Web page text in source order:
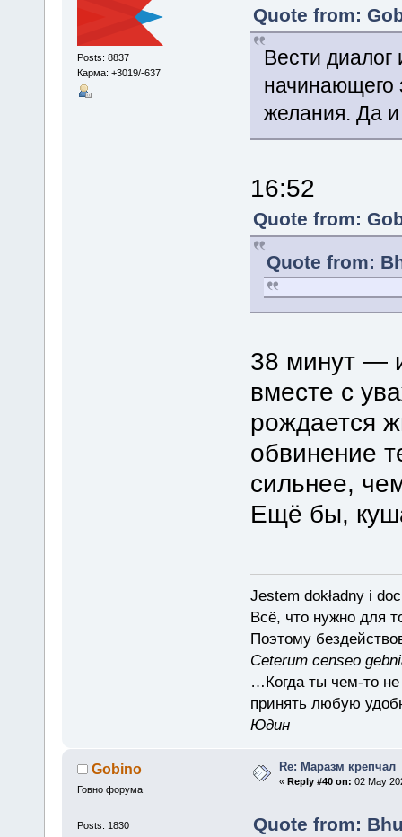
Posts: 8837
Карма: +3019/-637
Quote from:
Вести диалог
начинающего
желания. Да
16:52
Quote from:
Quote from:
38 минут —
вместе с
рождается
обвинение
сильнее,
Ещё бы,
Jestem dokładny i
Всё, что нужно для
Поэтому
Ceterum censeo
…Когда ты чем-то не
принять любую
Юдин
Gobino
Говно форума
Posts: 1830
Re: Маразм крепчал
«Reply #40 on: 02 May
Quote from: